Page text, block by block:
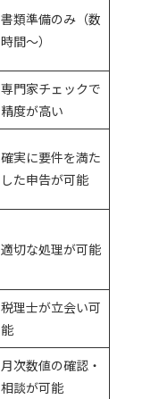
書類準備のみ（数
時間〜）
専門家チェックで
精度が高い
確実に要件を満た
した申告が可能
適切な処理が可能
税理士が立会い可
能
月次数値の確認・
相談が可能